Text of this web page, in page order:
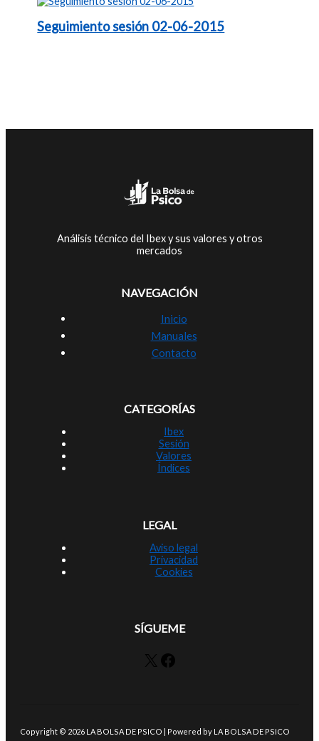
Seguimiento sesión 02-06-2015
Análisis técnico del Ibex y sus valores y otros
mercados
NAVEGACIÓN
Inicio
Manuales
Contacto
CATEGORÍAS
Ibex
Sesión
Valores
Índices
LEGAL
Aviso legal
Privacidad
Cookies
SÍGUEME
X Facebook
Copyright © 2026 LA BOLSA DE PSICO | Powered by LA BOLSA DE PSICO